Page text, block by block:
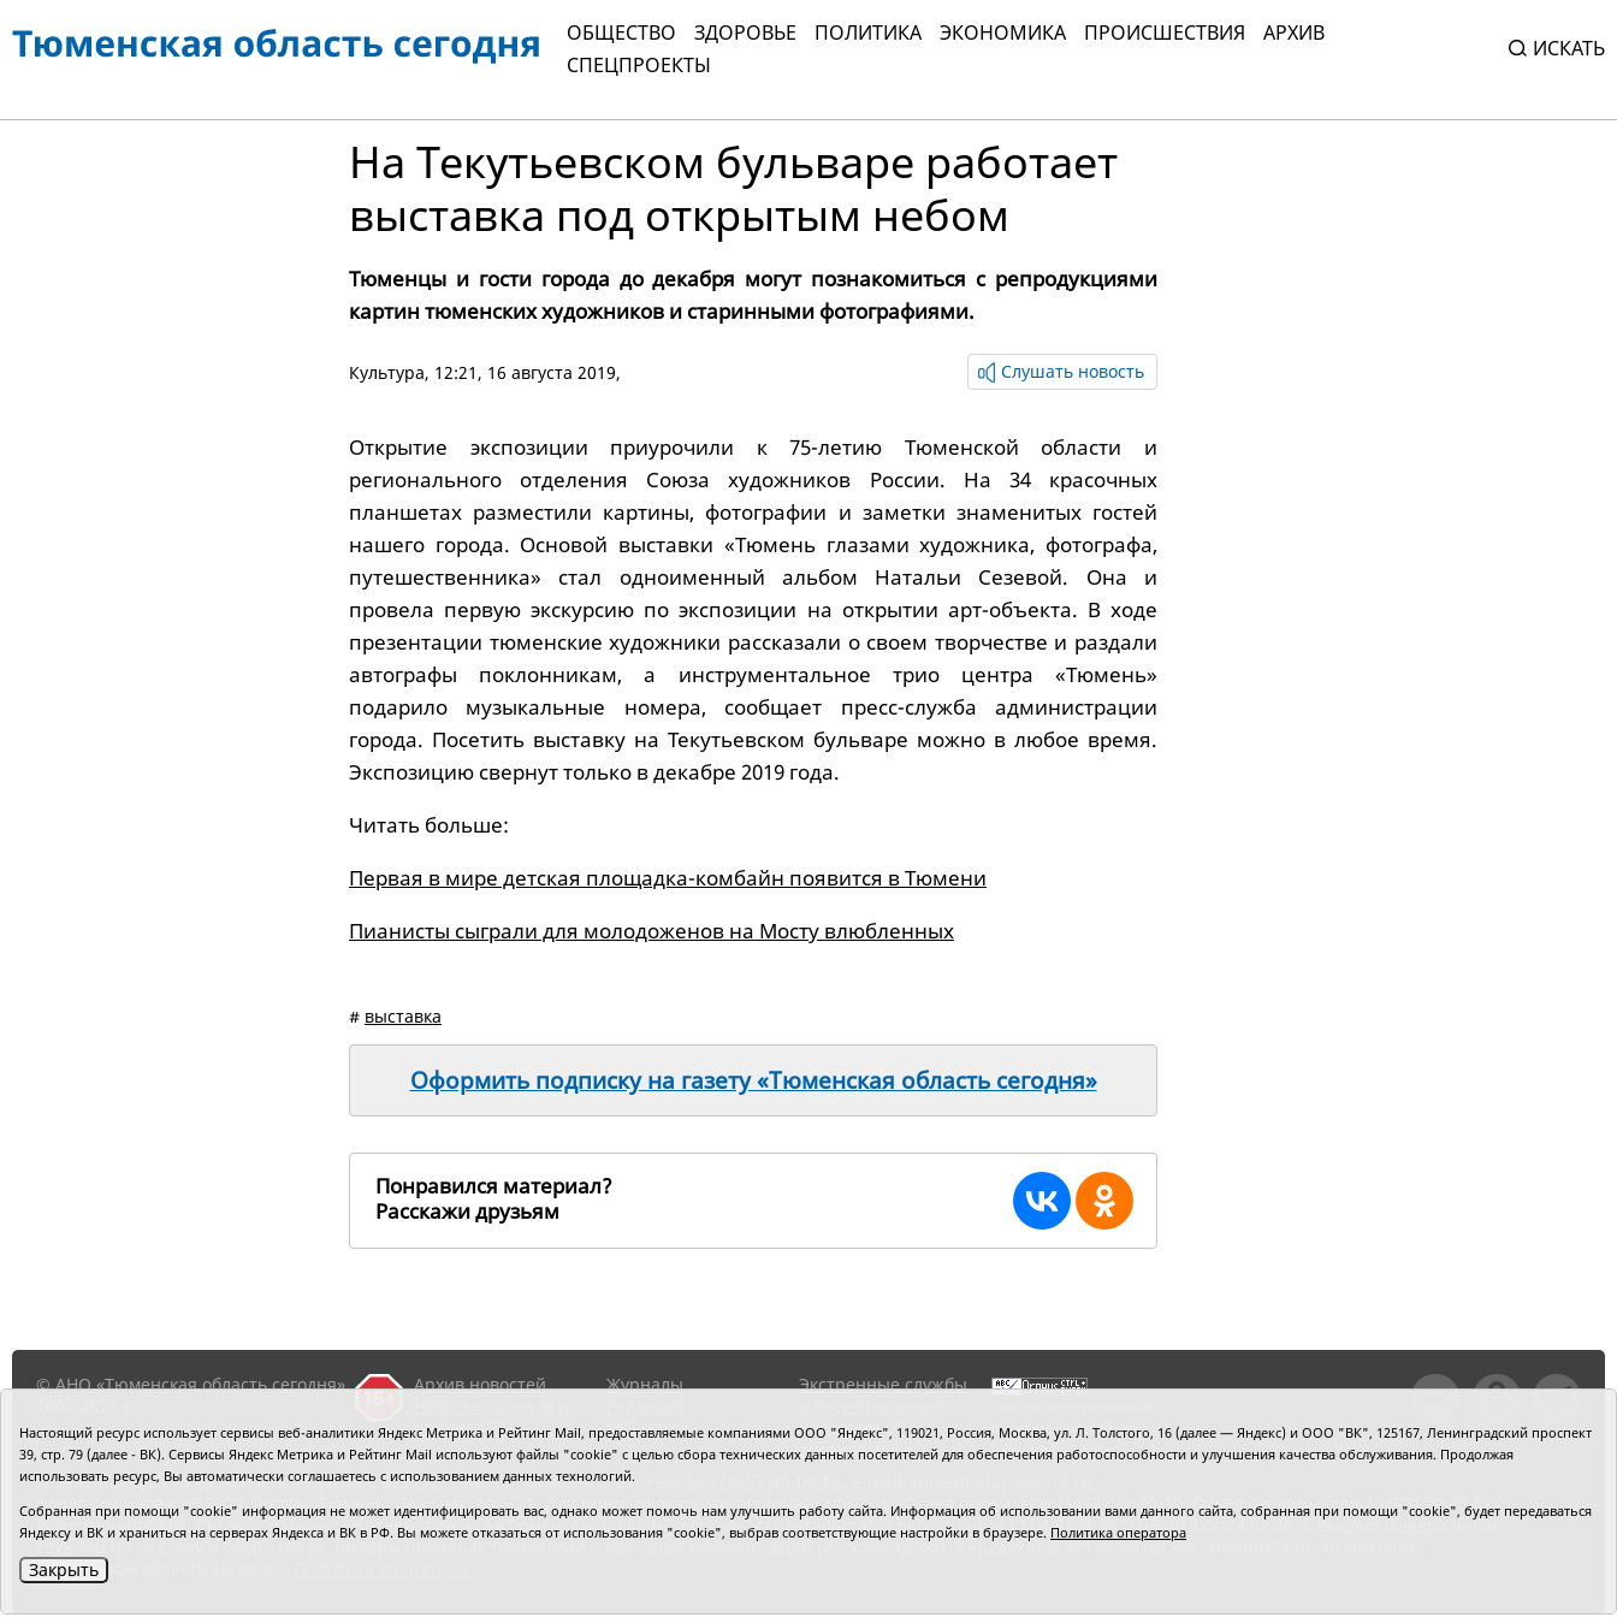
ОБЩЕСТВО ЗДОРОВЬЕ ПОЛИТИКА ЭКОНОМИКА ПРОИСШЕСТВИЯ
АРХИВ
СПЕЦПРОЕКТЫ
ИСКАТЬ
На Текутьевском бульваре работает
выставка под открытым небом
Тюменцы и гости города до декабря могут познакомиться с репродукциями
картин тюменских художников и старинными фотографиями.
Культура, 12:21, 16 августа 2019, Слушать новость
Открытие экспозиции приурочили к 75-летию Тюменской области и
регионального отделения Союза художников России. На 34 красочных
планшетах разместили картины, фотографии и заметки знаменитых гостей
нашего города. Основой выставки «Тюмень глазами художника, фотографа,
путешественника» стал одноименный альбом Натальи Сезевой. Она и
провела первую экскурсию по экспозиции на открытии арт-объекта. В ходе
презентации тюменские художники рассказали о своем творчестве и раздали
автографы поклонникам, а инструментальное трио центра «Тюмень»
подарило музыкальные номера, сообщает пресс-служба администрации
города. Посетить выставку на Текутьевском бульваре можно в любое время.
Экспозицию свернут только в декабре 2019 года.
Читать больше:
Первая в мире детская площадка-комбайн появится в Тюмени
Пианисты сыграли для молодоженов на Мосту влюбленных
# выставка
Оформить подписку на газету «Тюменская область сегодня»
Понравился материал?
Расскажи друзьям
© АНО «Тюменская область сегодня»,
Архив новостей
районов ТО
Журналы
RSS поток
Экстренные службы
Сведения об
организации
выделите мышкой текст и
нажмитеCtrl+Enter
Главный редактор Рябков А.В. Редакция: 625002, Тюмень, Осипенко, 81,
Адрес для писем: 625000, Россия, Тюмень, Почтамт, а/я 371. Для пресс-релизов: tumentoday@obl72.ru. Отдел писем: тел. (3452) 39-90-59. Отдел рекламы: тел. (3452) 39-90-51.
Регистрация СМИ: Сетевое издание «Интернет-газета «Тюменская область сегодня», свидетельство о регистрации СМИ Эл № ФС77-64918 от 24.02.2016 выдано Федеральной
службой по надзору в сфере связи, информационных технологий и массовых коммуникаций (Роскомнадзор). Учредитель: Автономная некоммерческая организация
«Тюменская область сегодня».
Настоящий ресурс использует сервисы веб-аналитики Яндекс Метрика и Рейтинг Mail, предоставляемые компаниями ООО "Яндекс", 119021, Россия, Москва, ул. Л. Толстого, 16 (далее — Яндекс) и ООО "ВК", 125167, Ленинградский проспект
39, стр. 79 (далее - ВК). Сервисы Яндекс Метрика и Рейтинг Mail используют файлы "cookie" с целью сбора технических данных посетителей для обеспечения работоспособности и улучшения качества обслуживания. Продолжая
использовать ресурс, Вы автоматически соглашаетесь с использованием данных технологий.
Собранная при помощи "cookie" информация не может идентифицировать вас, однако может помочь нам улучшить работу сайта. Информация об использовании вами данного сайта, собранная при помощи "cookie", будет передаваться
Яндексу и ВК и храниться на серверах Яндекса и ВК в РФ. Вы можете отказаться от использования "cookie", выбрав соответствующие настройки в браузере. Политика оператора
Закрыть